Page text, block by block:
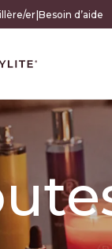
er|Besoin d’aide